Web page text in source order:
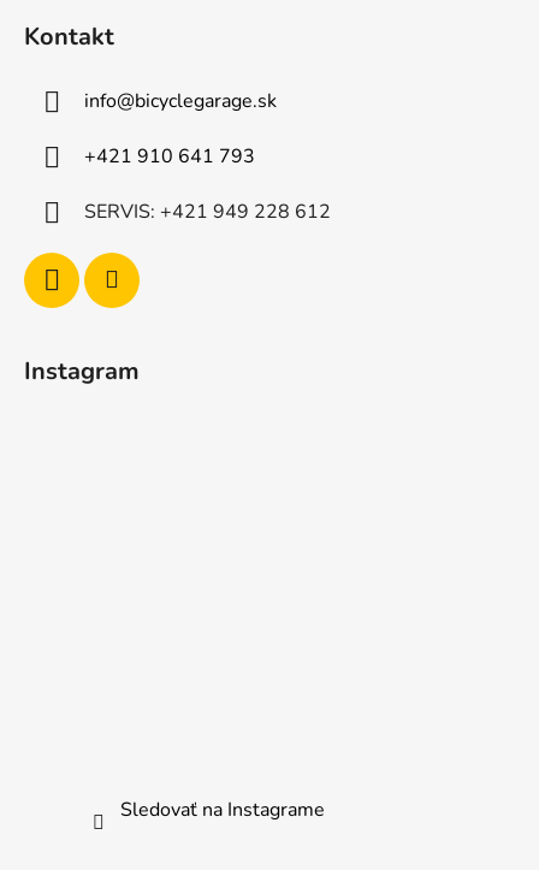
Kontakt
info@bicyclegarage.sk
+421 910 641 793
SERVIS: +421 949 228 612
Instagram
Sledovať na Instagrame